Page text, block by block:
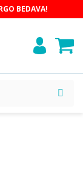
BEDAVA!